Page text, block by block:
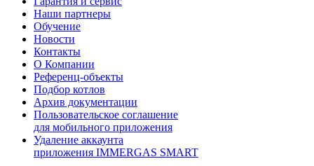
Наши партнеры
Обучение
Новости
Контакты
О Компании
Референц-объекты
Подбор котлов
Архив документации
Пользовательское соглашение
для мобильного приложения
Удаление аккаунта
приложения IMMERGAS SMART